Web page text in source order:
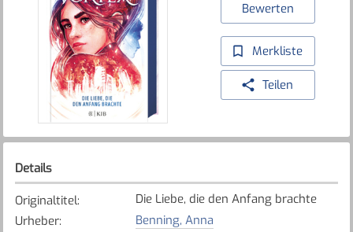
Bewerten
Merkliste
Teilen
Details
Originaltitel:
Die Liebe, die den Anfang brachte
Urheber:
Benning, Anna